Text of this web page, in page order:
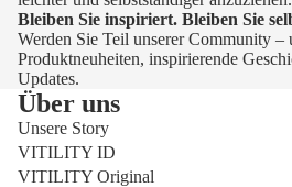
Bleiben Sie inspiriert. Bleiben Sie
Werden Sie Teil unserer Community –
Produktneuheiten, inspirierende
Updates.
Über uns
Unsere Story
VITILITY ID
VITILITY Original